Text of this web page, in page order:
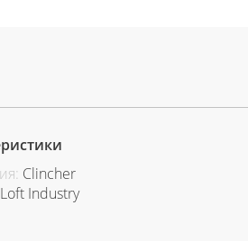
Clincher
Loft Industry